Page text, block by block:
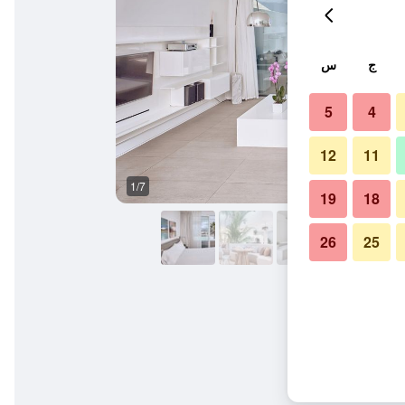
1/7
ج س
4
5
11
12
18
19
25
26